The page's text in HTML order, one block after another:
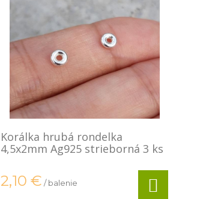
Korálka hrubá rondelka
4,5x2mm Ag925 strieborná 3 ks
2,10 € / balenie